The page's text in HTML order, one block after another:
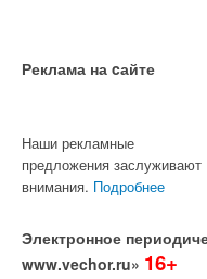
Реклама на cайте
Наши рекламные
предложения заслуживают
внимания. Подробнее
Электронное
www.vechor.ru» 16+